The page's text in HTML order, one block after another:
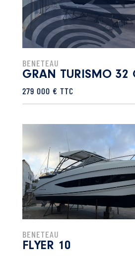
BENETEAU
GRAN TURISMO 32
279 000 € TTC
BENETEAU
FLYER 10